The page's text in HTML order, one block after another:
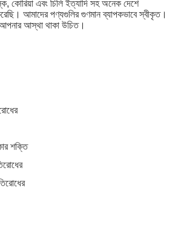
কোরিয়া এবং চিলি ইত্যাদি সহ অনেক দেশে
আমাদের পণ্যগুলির গুণমান ব্যাপকভাবে স্বীকৃত।
আস্থা থাকা উচিত।
শক্তি